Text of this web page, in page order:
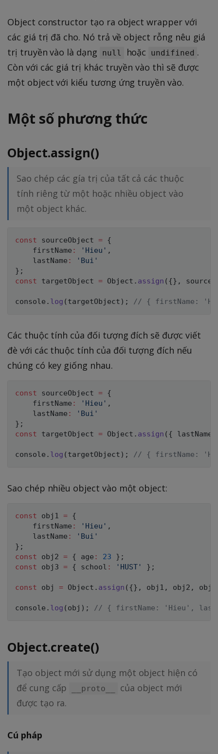
Object constructor tạo ra object wrapper với
các giá trị đã cho. Nó trả về object rỗng nêu giá
trị truyền vào là dạng
null hoặc undifined .
Còn với các giá trị khác truyền vào thì sẽ được
một object với kiểu tương ứng truyền vào.
Một số phương thức
Object.assign()
Sao chép các gía trị của tất cả các thuộc
tính riêng từ một hoặc nhiều object vào
một object khác.
const sourceObject = {
    firstName
: 'Hieu' ,
    lastName
:
'Bui'
} ;
const targetObject = Object . assign ( {} ,
console . log ( targetObject ) ; // { firstName:
Các thuộc tính của đối tượng đích sẽ được viết
đè với các thuộc tính của đối tượng đích nếu
chúng có key giống nhau.
const sourceObject = {
    firstName
: 'Hieu' ,
    lastName
:
'Bui'
} ;
const targetObject = Object . assign ( { lastName
console . log ( targetObject ) ; // { firstName:
Sao chép nhiều object vào một object:
const obj1 = {
    firstName
: 'Hieu' ,
    lastName
:
'Bui'
} ;
const obj2 = { age : 23 } ;
const obj3 = { school : 'HUST' } ;
const obj = Object . assign ( {} , obj1 , obj2 , obj3
console . log ( obj ) ; // { firstName: 'Hieu',
Object.create()
Tạo object mới sử dụng một object hiện có
để cung cấp
__proto__
của object mới
được tạo ra.
Cú pháp